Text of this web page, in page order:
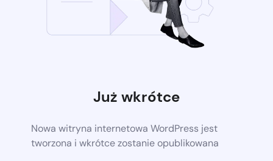
Już wkrótce
Nowa witryna internetowa WordPress jest
tworzona i wkrótce zostanie opublikowana